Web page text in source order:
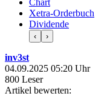
Xetra-Orderbuch
Dividende
‹ ›
inv3st
04.09.2025 05:20 Uhr
800 Leser
Artikel bewerten: